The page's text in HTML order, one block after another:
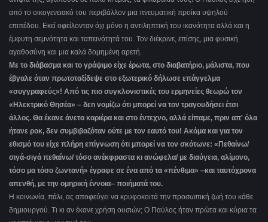
από το οικογενειακό του περιβάλλον μια πνευματική προίκα υψηλού
επιπέδου. Εκεί οφείλονταν όχι μόνο η αντιληπτική του ικανότητα αλλά και η
έμφυτη σεμνότητα και ταπεινότητά του. Τον διέκρινε, επίσης, μια φυσική
αγαθοσύνη και μια καλά δομημένη αρετή.
Με το διάβασμα και το γράψιμο είχε έρωτα, στο διαβατήριο, μάλιστα, που
έβγαλε όταν πρωτοταξίδεψε στο εξωτερικό δήλωσε επάγγελμα
«συγγραφεύς»! Από τις πιο συγκλονιστικές του ερμηνείες θεωρώ τον
«Ηλεκτρικό Θησέα» – δεn νομίζω ότι μπορεί να τον τραγουδήσει έτσι
άλλος. Θα έκανε άνετα καριέρα και στο έντεχνο, αλλά είπαμε, πριν απ' όλα
ήτανε ροκ, δεν συμβιβαζόταν ούτε με τον εαυτό του! Ακόμα και για τον
εθισμό του είχε πλήρη επίγνωση ότι μπορεί να τον σκότωνε: «Πεθαίνω/
σιγά-σιγά πεθαίνω/ τόσο ανέκφραστα κι ανώφελα/ με διαύγεια, αλίμονο,
τόσο μα τόσο ζωντανή» έγραφε σε ένα από τα «πένθιμα» ‒και ταυτόχρονα
απενθή, με την ομηρική έννοια‒ ποιήματά του.
Η κοινωνία, πάλι, ας αποφεύγει να κρυφοκοιτά την προσωπική ζωή του κάθε
δημιουργού. Τι κι αν έκανε χρήση ουσιών; Ο Παύλος ήταν πρώτα και κύρια τα